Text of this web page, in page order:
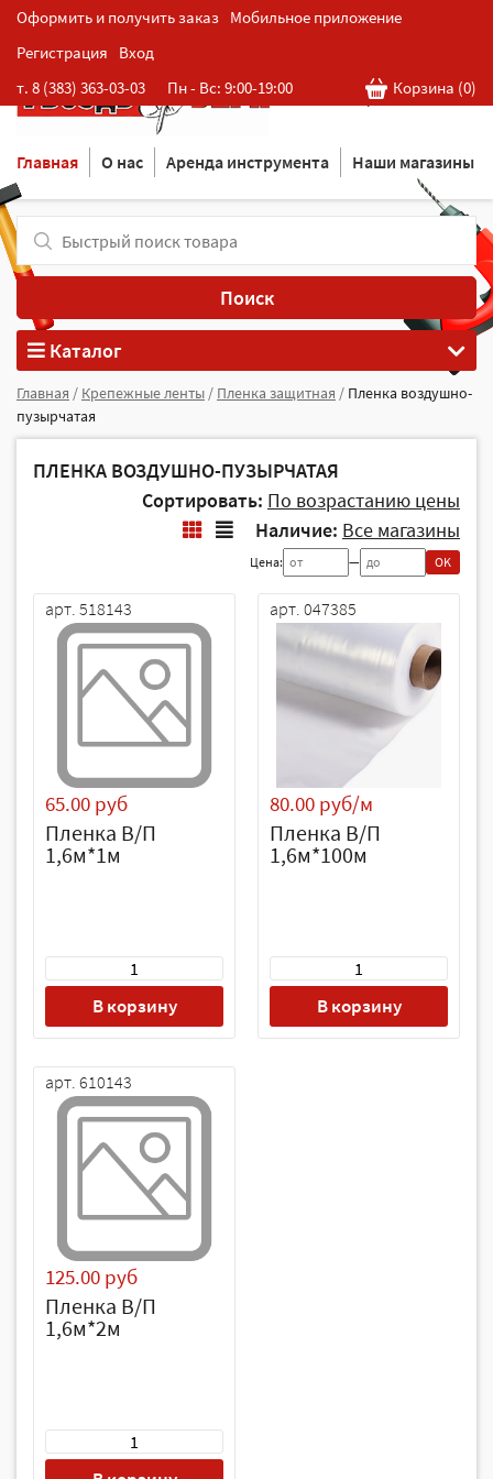
Оформить и получить заказ Мобильное приложение
Регистрация
Вход
т. 8 (383) 363-03-03
Пн - Вс: 9:00-19:00 Корзина (0)
Розничная cеть магазинов
в Новосибирске
Главная О нас Аренда инструмента Наши магазины
Поиск
Каталог
Главная / Крепежные ленты / Пленка защитная / Пленка воздушно-
пузырчатая
ПЛЕНКА ВОЗДУШНО-ПУЗЫРЧАТАЯ
Сортировать: По возрастанию цены
Наличие: Все магазины
Цена: — OK
арт. 518143
65.00 руб
Пленка В/П
1,6м*1м
В корзину
арт. 047385
80.00 руб/м
Пленка В/П
1,6м*100м
В корзину
арт. 610143
125.00 руб
Пленка В/П
1,6м*2м